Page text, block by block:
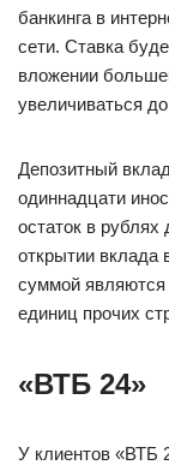
банкинга в
сети. Ставка
вложении
увеличиваться
Депозитный
одиннадцати
остаток в
открытии вклада
суммой
единиц прочих
«ВТБ 24»
У клиентов «ВТБ